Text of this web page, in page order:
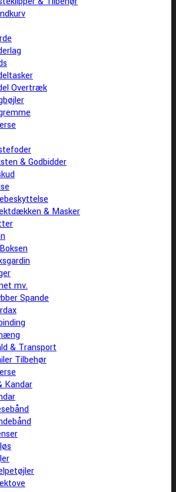
Overtræk
& Godbidder
& Masker
mv.
Spande
& Transport
Tilbehør
Kandar